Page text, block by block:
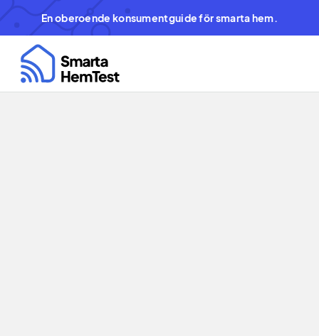
En oberoende konsumentguide för smarta hem.